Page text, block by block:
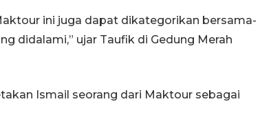
ini juga dapat dikategorikan bersama-
didalami,” ujar Taufik di Gedung Merah
Ismail seorang dari Maktour sebagai